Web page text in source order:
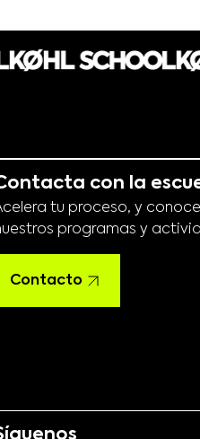
con la
tu proceso, y
programas y
Contacto